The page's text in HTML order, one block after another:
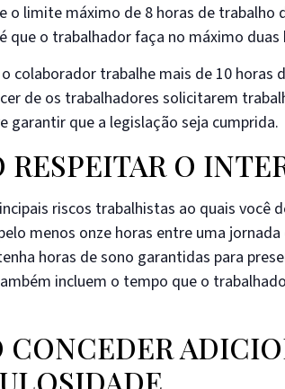
o limite máximo de 8 horas de
que o trabalhador faça no máximo
colaborador trabalhe mais de 10 horas
de os trabalhadores solicitarem
garantir que a legislação seja cumprida.
RESPEITAR O
riscos trabalhistas ao quais
menos onze horas entre uma
horas de sono garantidas para
incluem o tempo que o
CONCEDER